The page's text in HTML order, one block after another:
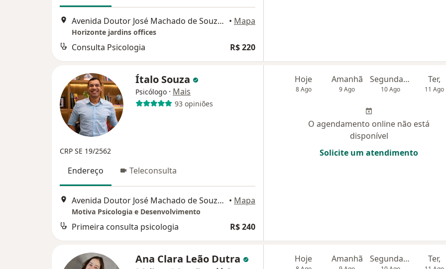
Avenida Doutor José Machado de Souza 120, Aracaju • Mapa
Horizonte jardins offices
Consulta Psicologia R$ 220
Ítalo Souza
Psicólogo · Mais
93 opiniões
CRP SE 19/2562
Endereço Teleconsulta
Avenida Doutor José Machado de Souza, 120 - Sala 632, Aracaju • Mapa
Motiva Psicologia e Desenvolvimento
Primeira consulta psicologia R$ 240
Hoje
8 Ago
Amanhã
9 Ago
Segunda-feira
10 Ago
Ter,
11 Ago
O agendamento online não está
disponível
Solicite um atendimento
Ana Clara Leão Dutra Hoje Amanhã Segunda-feira Ter,